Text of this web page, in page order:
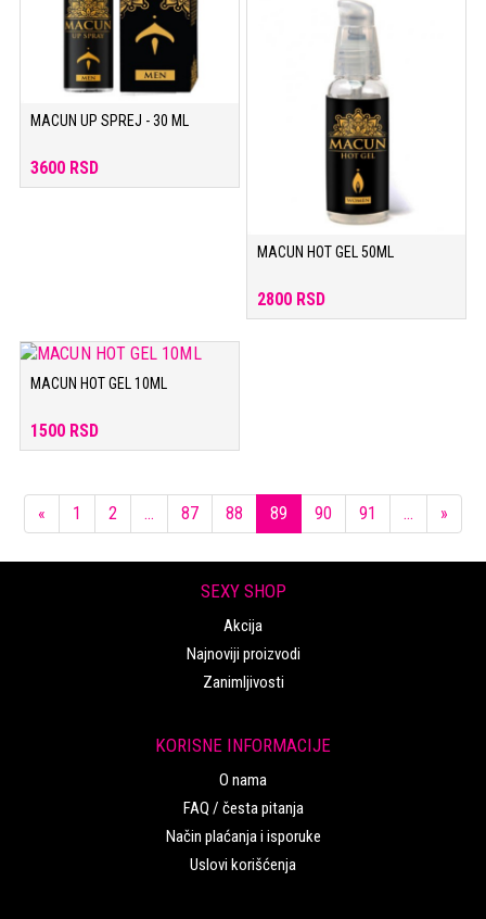
MACUN UP SPREJ - 30 ML
3600 RSD
MACUN HOT GEL 50ML
2800 RSD
MACUN HOT GEL 10ML
1500 RSD
« Previous
1 2 ... 87 88 89 90 91 ... »
SEXY SHOP
Akcija
Najnoviji proizvodi
Zanimljivosti
KORISNE INFORMACIJE
O nama
FAQ / česta pitanja
Način plaćanja i isporuke
Uslovi korišćenja